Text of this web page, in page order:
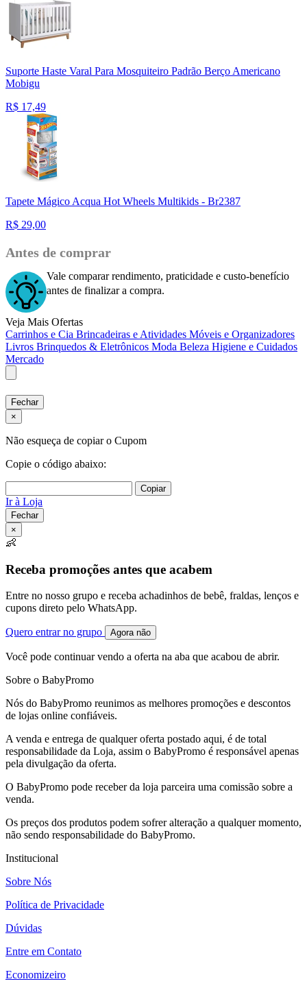
Suporte Haste Varal Para Mosquiteiro Padrão Berço Americano
Mobigu
R$ 17,49
Tapete Mágico Acqua Hot Wheels Multikids - Br2387
R$ 29,00
Antes de comprar
Vale comparar rendimento, praticidade e custo-benefício
antes de finalizar a compra.
Veja Mais Ofertas
Carrinhos e Cia Brincadeiras e Atividades Móveis e Organizadores
Livros Brinquedos & Eletrônicos Moda Beleza Higiene e Cuidados
Mercado
Fechar
×
Não esqueça de copiar o Cupom
Copie o código abaixo:
Copiar
Ir à Loja
Fechar
×
👶
Receba promoções antes que acabem
Entre no nosso grupo e receba achadinhos de bebê, fraldas, lenços e
cupons direto pelo WhatsApp.
Quero entrar no grupo Agora não
Você pode continuar vendo a oferta na aba que acabou de abrir.
Sobre o BabyPromo
Nós do BabyPromo reunimos as melhores promoções e descontos
de lojas online confiáveis.
A venda e entrega de qualquer oferta postado aqui, é de total
responsabilidade da Loja, assim o BabyPromo é responsável apenas
pela divulgação da oferta.
O BabyPromo pode receber da loja parceira uma comissão sobre a
venda.
Os preços dos produtos podem sofrer alteração a qualquer momento,
não sendo responsabilidade do BabyPromo.
Institucional
Sobre Nós
Política de Privacidade
Dúvidas
Entre em Contato
Economizeiro